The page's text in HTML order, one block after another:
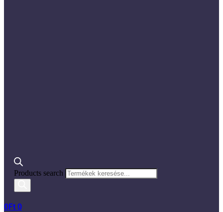
Products search
0Ft 0